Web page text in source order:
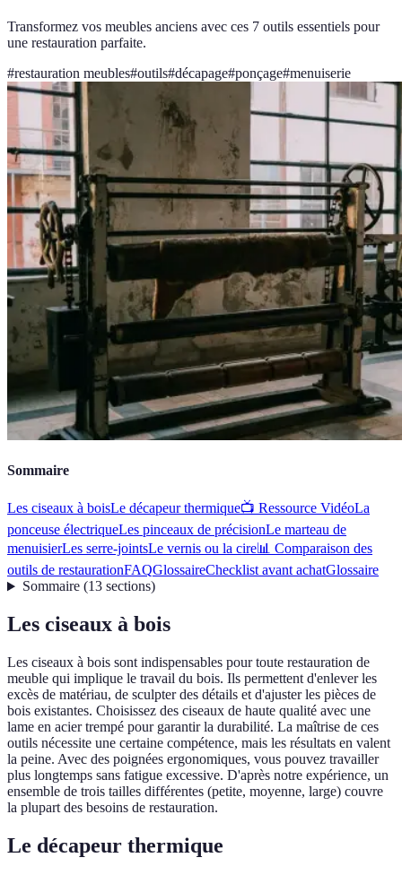
Transformez vos meubles anciens avec ces 7 outils essentiels pour
une restauration parfaite.
#restauration meubles#outils#décapage#ponçage#menuiserie
Sommaire
Les ciseaux à boisLe décapeur thermique📺 Ressource VidéoLa
ponceuse électriqueLes pinceaux de précisionLe marteau de
menuisierLes serre-jointsLe vernis ou la cire📊 Comparaison des
outils de restaurationFAQGlossaireChecklist avant achatGlossaire
Sommaire(13 sections)
Les ciseaux à bois
Les ciseaux à bois sont indispensables pour toute restauration de
meuble qui implique le travail du bois. Ils permettent d'enlever les
excès de matériau, de sculpter des détails et d'ajuster les pièces de
bois existantes. Choisissez des ciseaux de haute qualité avec une
lame en acier trempé pour garantir la durabilité. La maîtrise de ces
outils nécessite une certaine compétence, mais les résultats en valent
la peine. Avec des poignées ergonomiques, vous pouvez travailler
plus longtemps sans fatigue excessive. D'après notre expérience, un
ensemble de trois tailles différentes (petite, moyenne, large) couvre
la plupart des besoins de restauration.
Le décapeur thermique